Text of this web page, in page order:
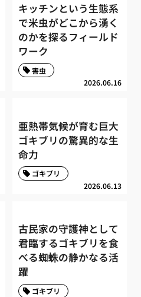
キッチンという生態系
で米虫がどこから湧く
のかを探るフィールド
ワーク
2026.06.16
害虫
亜熱帯気候が育む巨大
ゴキブリの驚異的な生
命力
2026.06.13
ゴキブリ
古民家の守護神として
君臨するゴキブリを食
べる蜘蛛の静かなる活
躍
ゴキブリ